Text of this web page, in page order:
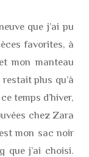
que j’ai pu
favorites, à
mon manteau
plus qu’à
temps d’hiver,
chez Zara
mon sac noir
que j’ai choisi.